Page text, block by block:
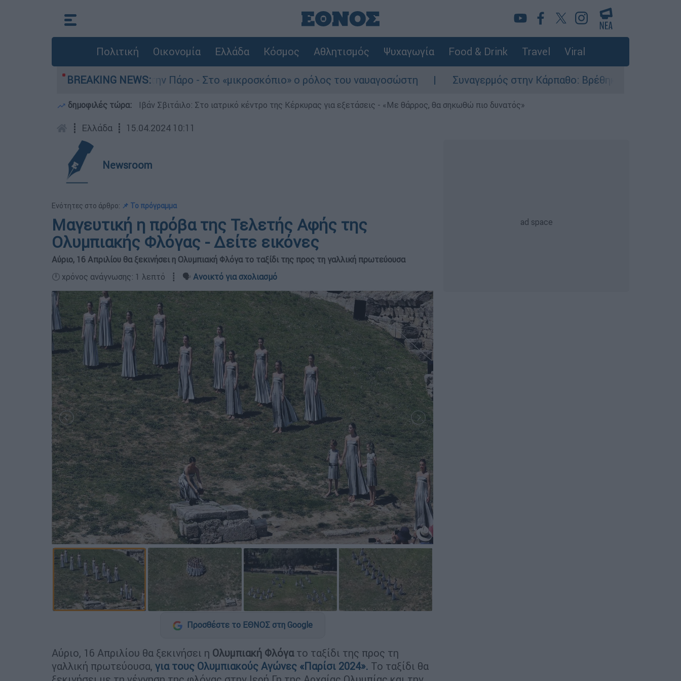
Πολιτική Οικονομία Ελλάδα Κόσμος Αθλητισμός Ψυχαγωγία Food & Drink Travel Viral
BREAKING NEWS:
του 4χρονου στην Πάρο - Στο «μικροσκόπιο» ο ρόλος του ναυαγοσώστη Συναγερμός στην Κάρπαθο: Βρέθηκαν παλιά πυρομαχικά στο
δημοφιλές τώρα: Ιβάν Σβιτάιλο: Στο ιατρικό κέντρο της Κέρκυρας για εξετάσεις - «Με θάρρος, θα σηκωθώ πιο δυνατός»
┋ Ελλάδα ┋ 15.04.2024 10:11
Newsroom
Ενότητες στο άρθρο: 📌 Το πρόγραμμα
Μαγευτική η πρόβα της Τελετής Αφής της
Ολυμπιακής Φλόγας - Δείτε εικόνες
Αύριο, 16 Απριλίου θα ξεκινήσει η Ολυμπιακή Φλόγα το ταξίδι της προς τη γαλλική πρωτεύουσα
🕛 χρόνος ανάγνωσης: 1 λεπτό ┋ 🗣️ Ανοικτό για σχολιασμό
Προσθέστε το ΕΘΝΟΣ στη Google
Αύριο, 16 Απριλίου θα ξεκινήσει η Ολυμπιακή Φλόγατο ταξίδι της προς τη
γαλλική πρωτεύουσα, για τους Ολυμπιακούς Αγώνες «Παρίσι 2024». Το ταξίδι θα